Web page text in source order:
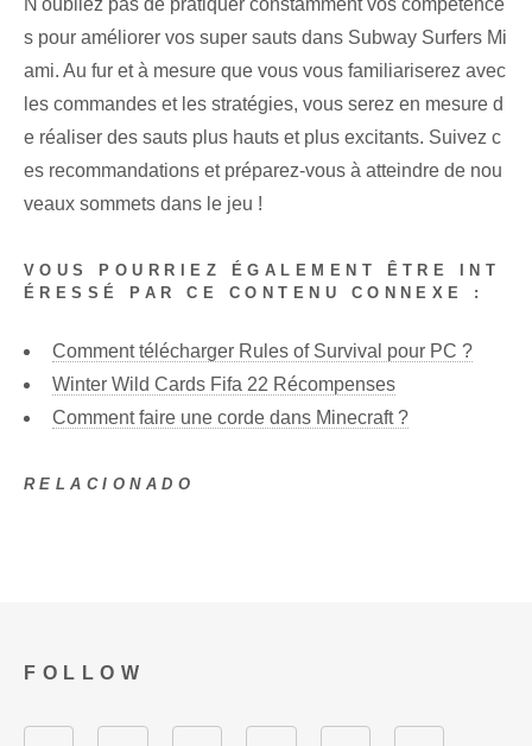
N'oubliez pas de pratiquer constamment vos compétence
s pour améliorer vos super sauts dans Subway Surfers Mi
ami. Au fur et à mesure que vous vous familiariserez avec
les commandes et les stratégies, vous serez en mesure d
e réaliser des sauts plus hauts et plus excitants. Suivez c
es recommandations et préparez-vous à atteindre de nou
veaux sommets dans le jeu !
VOUS POURRIEZ ÉGALEMENT ÊTRE INT
ÉRESSÉ PAR CE CONTENU CONNEXE :
Comment télécharger Rules of Survival pour PC ?
Winter Wild Cards Fifa 22 Récompenses
Comment faire une corde dans Minecraft ?
RELACIONADO
FOLLOW